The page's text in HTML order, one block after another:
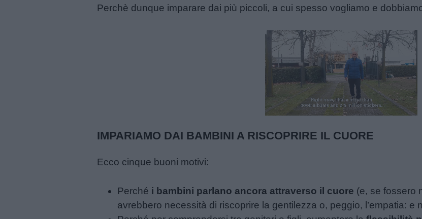
Perchè dunque imparare dai più piccoli, a cui spesso vogliamo e
Unmute
42.40%
IMPARIAMO DAI BAMBINI A RISCOPRIRE IL CUORE
Ecco cinque buoni motivi:
Perché i bambini parlano ancora attraverso il cuore (e, se fossero
avrebbero necessità di riscoprire la gentilezza o, peggio, l’empatia: e